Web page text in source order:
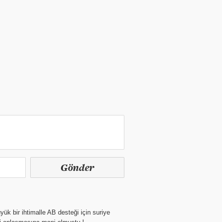
Gönder
bir ihtimalle AB desteği için suriye